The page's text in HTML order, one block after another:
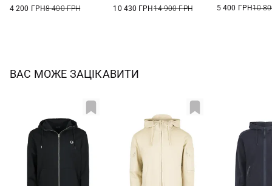
4 200 ГРН8 400 ГРН
10 430 ГРН14 900 ГРН
5 400 ГРН10
ВАС МОЖЕ ЗАЦІКАВИТИ